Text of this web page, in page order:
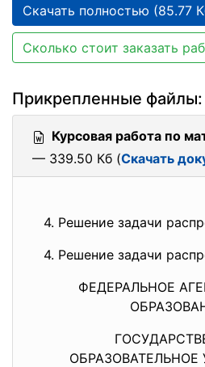
Скачать полностью (85.77
Сколько стоит заказать
Прикрепленные файлы:
Курсовая работа по
— 339.50 Кб (Скачать
4. Решение задачи
4. Решение задачи
ФЕДЕРАЛЬНОЕ